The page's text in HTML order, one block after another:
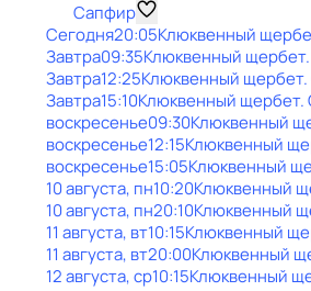
Сапфир
Сегодня20:05Клюквенный
Завтра09:35Клюквенный щербет
Завтра12:25Клюквенный щербет
Завтра15:10Клюквенный щербет.
воскресенье09:30Клюквенный
воскресенье12:15Клюквенный
воскресенье15:05Клюквенный
10 августа, пн10:20Клюквенный
10 августа, пн20:10Клюквенный
11 августа, вт10:15Клюквенный
11 августа, вт20:00Клюквенный
12 августа, ср10:15Клюквенный